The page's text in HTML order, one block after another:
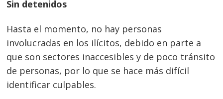
Sin detenidos
Hasta el momento, no hay personas
involucradas en los ilícitos, debido en parte a
que son sectores inaccesibles y de poco tránsito
de personas, por lo que se hace más difícil
identificar culpables.